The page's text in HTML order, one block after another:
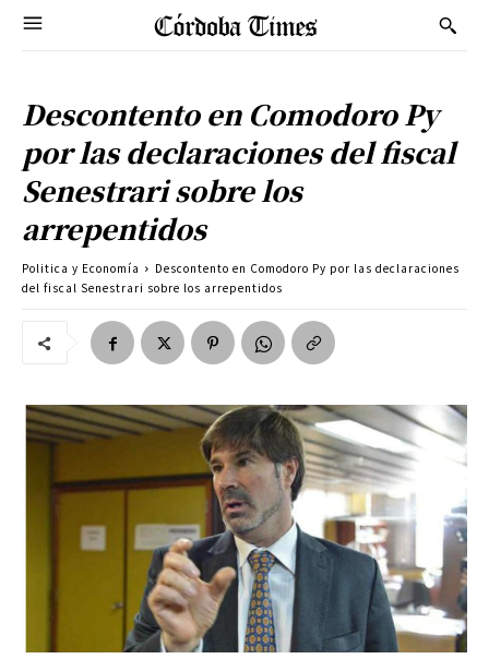
Descontento en Comodoro Py
por las declaraciones del fiscal
Senestrari sobre los
arrepentidos
Politica y Economía
Descontento en Comodoro Py por las declaraciones
del fiscal Senestrari sobre los arrepentidos